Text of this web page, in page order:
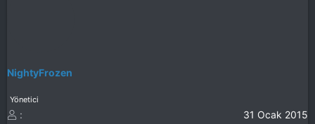
NightyFrozen
Yönetici
31 Ocak 2015